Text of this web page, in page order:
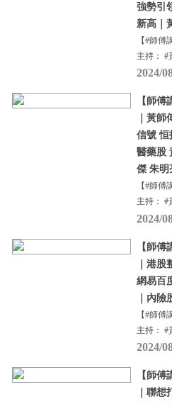
強勢引
新高｜
【#師傅
主持： #
2024/
【師
｜黃
信號 恒
醫藥股
傑 朱明
【#師傅
主持： #
2024/
【師傅
｜港股
網易百
｜內
【#師傅
主持： #
2024/
【師
｜聯